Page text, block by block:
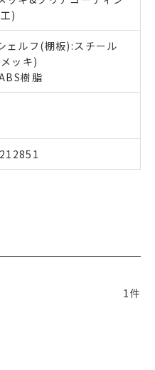
)
ェルフ(棚板):スチール
ッキ)
樹脂
1